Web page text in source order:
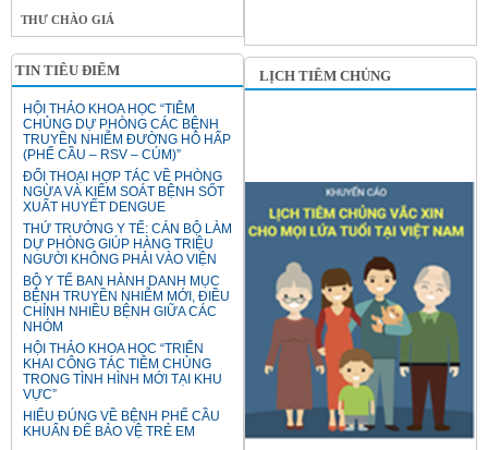
THƯ CHÀO GIÁ
TIN TIÊU ĐIỂM
HỘI THẢO KHOA HỌC “TIÊM
CHỦNG DỰ PHÒNG CÁC BỆNH
TRUYỀN NHIỄM ĐƯỜNG HÔ HẤP
(PHẾ CẦU – RSV – CÚM)”
ĐỐI THOẠI HỢP TÁC VỀ PHÒNG
NGỪA VÀ KIỂM SOÁT BỆNH SỐT
XUẤT HUYẾT DENGUE
THỨ TRƯỞNG Y TẾ: CÁN BỘ LÀM
DỰ PHÒNG GIÚP HÀNG TRIỆU
NGƯỜI KHÔNG PHẢI VÀO VIỆN
BỘ Y TẾ BAN HÀNH DANH MỤC
BỆNH TRUYỀN NHIỄM MỚI, ĐIỀU
CHỈNH NHIỀU BỆNH GIỮA CÁC
NHÓM
HỘI THẢO KHOA HỌC “TRIỂN
KHAI CÔNG TÁC TIÊM CHỦNG
TRONG TÌNH HÌNH MỚI TẠI KHU
VỰC”
HIỂU ĐÚNG VỀ BỆNH PHẾ CẦU
KHUẨN ĐỂ BẢO VỆ TRẺ EM
LỊCH TIÊM CHỦNG